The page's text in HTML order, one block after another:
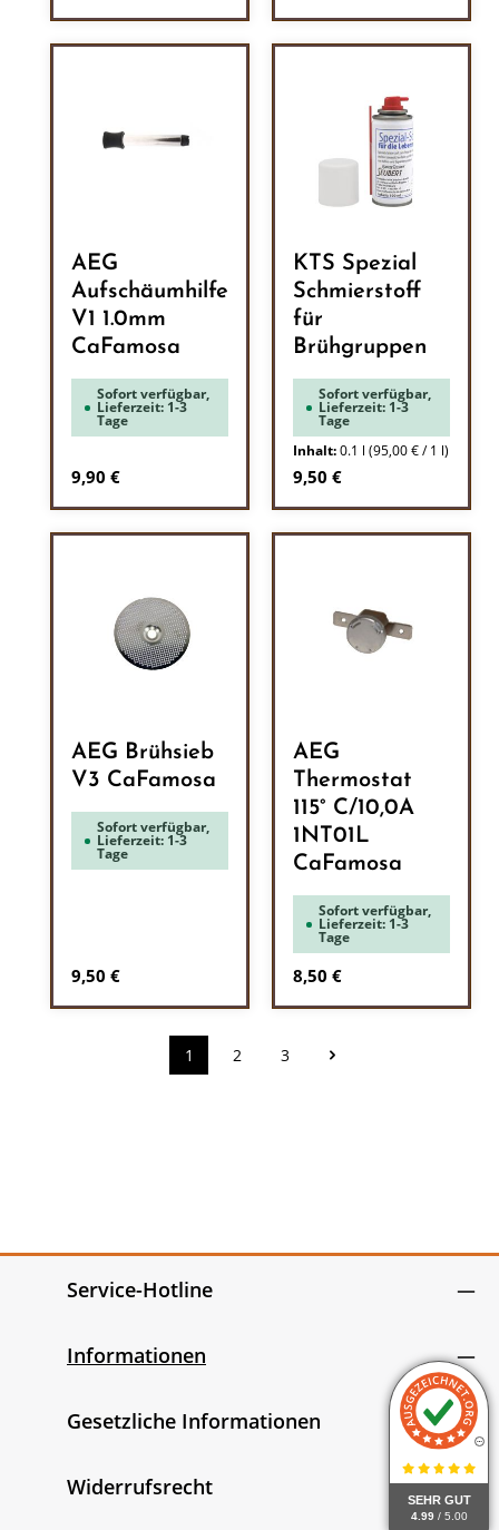
SEHR GUT
4.99 / 5.00
AEG
Aufschäumhilfe
V1 1.0mm
CaFamosa
Sofort verfügbar,
Lieferzeit: 1-3
Tage
Regulärer Preis:
9,90 €
KTS Spezial
Schmierstoff
für
Brühgruppen
Sofort verfügbar,
Lieferzeit: 1-3
Tage
Inhalt:0.1 l (95,00 € / 1 l)
Regulärer Preis:
9,50 €
AEG Brühsieb
V3 CaFamosa
Sofort verfügbar,
Lieferzeit: 1-3
Tage
Regulärer Preis:
9,50 €
AEG
Thermostat
115° C/10,0A
1NT01L
CaFamosa
Sofort verfügbar,
Lieferzeit: 1-3
Tage
Regulärer Preis:
8,50 €
Seite
1 Seite
2 Seite
3
Service-Hotline
Informationen
Gesetzliche Informationen
Widerrufsrecht